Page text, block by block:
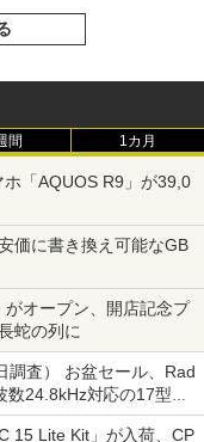
間 1カ月
「AQUOS R9」が39,0
価に書き換え可能なGB
オープン、開店記念プ
蛇の列に
調査） お盆セール、Rad
24.8kHz対応の17型モ
ほか
15 Lite Kit」が入荷、CP